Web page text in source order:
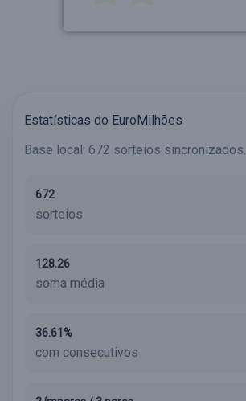
Estatísticas do EuroMilhões
Base local: 672 sorteios sincronizados.
672
sorteios
128.26
soma média
36.61%
com consecutivos